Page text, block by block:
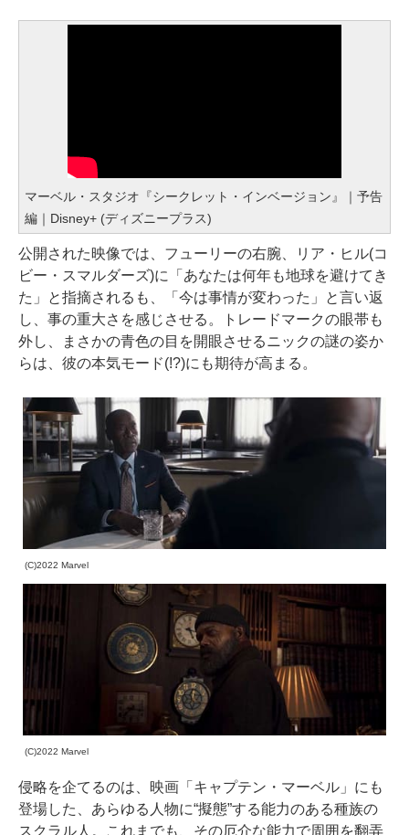
マーベル・スタジオ『シークレット・インベージョン』｜予告
編｜Disney+ (ディズニープラス)
公開された映像では、フューリーの右腕、リア・ヒル(コ
ビー・スマルダーズ)に「あなたは何年も地球を避けてき
た」と指摘されるも、「今は事情が変わった」と言い返
し、事の重大さを感じさせる。トレードマークの眼帯も
外し、まさかの青色の目を開眼させるニックの謎の姿か
らは、彼の本気モード(!?)にも期待が高まる。
(C)2022 Marvel
(C)2022 Marvel
侵略を企てるのは、映画「キャプテン・マーベル」にも
登場した、あらゆる人物に“擬態”する能力のある種族の
スクラル人。これまでも、その厄介な能力で周囲を翻弄